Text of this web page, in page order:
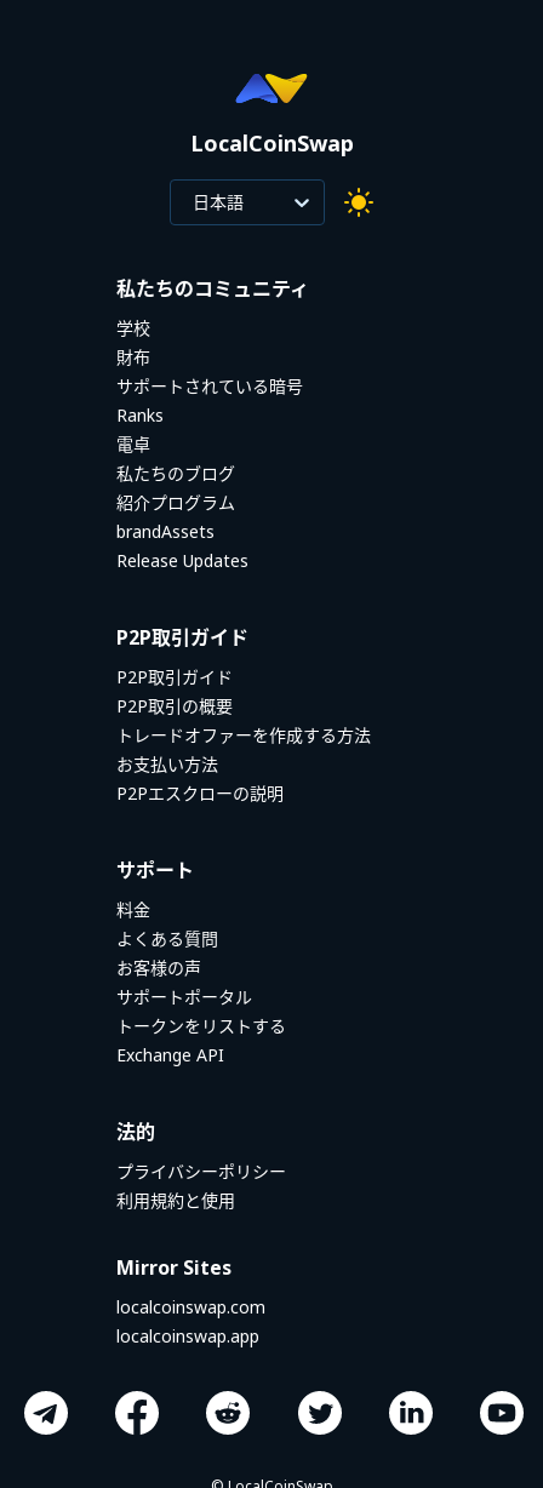
LocalCoinSwap
日本語
私たちのコミュニティ
学校
財布
サポートされている暗号
Ranks
電卓
私たちのブログ
紹介プログラム
brandAssets
Release Updates
P2P取引ガイド
P2P取引ガイド
P2P取引の概要
トレードオファーを作成する方法
お支払い方法
P2Pエスクローの説明
サポート
料金
よくある質問
お客様の声
サポートポータル
トークンをリストする
Exchange API
法的
プライバシーポリシー
利用規約と使用
Mirror Sites
localcoinswap.com
localcoinswap.app